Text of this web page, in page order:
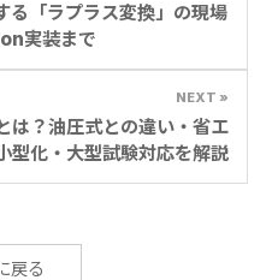
る「ラプラス変換」の現場
実装まで
NEXT »
は？油圧式との違い・省エ
型化・大型試験対応を解説
戻る